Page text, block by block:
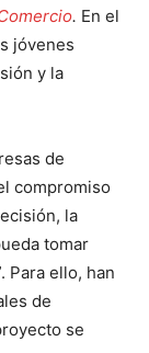
. En el
jóvenes
y la
de
compromiso
la
tomar
Para ello, han
de
se